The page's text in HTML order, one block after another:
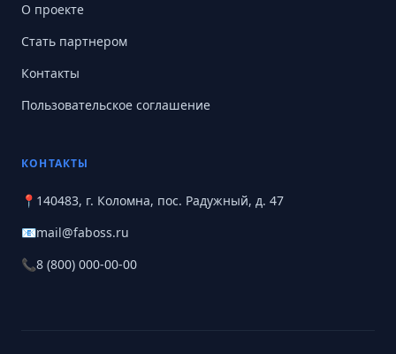
О проекте
Стать партнером
Контакты
Пользовательское соглашение
КОНТАКТЫ
📍 140483, г. Коломна, пос. Радужный, д. 47
📧mail@faboss.ru
📞8 (800) 000-00-00